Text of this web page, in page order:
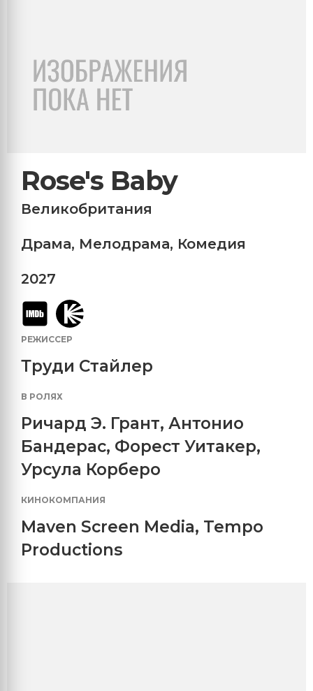
Rose's Baby
Великобритания
Драма, Мелодрама, Комедия
2027
РЕЖИССЕР
Труди Стайлер
В РОЛЯХ
Ричард Э. Грант, Антонио
Бандерас, Форест Уитакер,
Урсула Корберо
КИНОКОМПАНИЯ
Maven Screen Media, Tempo
Productions